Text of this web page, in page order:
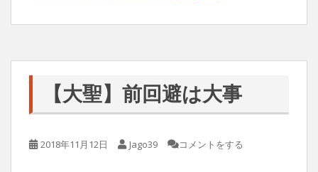
【大聖】前回避は大事
2018年11月12日 Jago39 コメントをする